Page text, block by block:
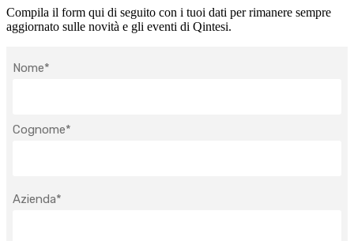
Compila il form qui di seguito con i tuoi dati per rimanere sempre
aggiornato sulle novità e gli eventi di Qintesi.